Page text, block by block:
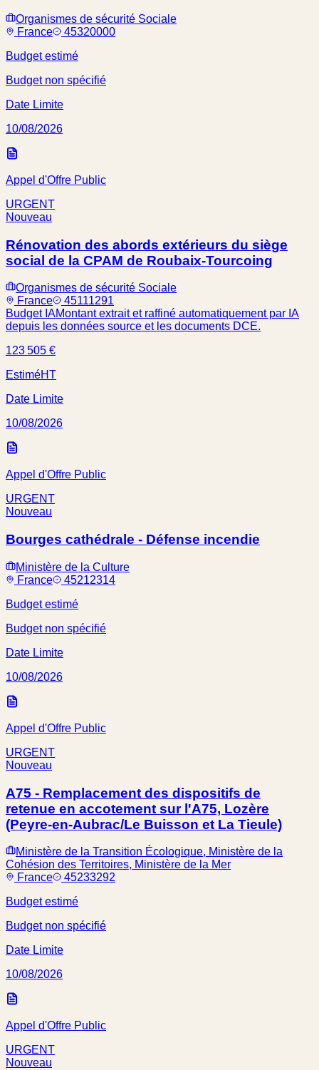
Organismes de sécurité Sociale
France
45320000
Budget estimé
Budget non spécifié
Date Limite
10/08/2026
Appel d'Offre Public
URGENT
Nouveau
Rénovation des abords extérieurs du siège
social de la CPAM de Roubaix-Tourcoing
Organismes de sécurité Sociale
France
45111291
Budget IAMontant extrait et raffiné automatiquement par IA
depuis les données source et les documents DCE.
123 505 €
EstiméHT
Date Limite
10/08/2026
Appel d'Offre Public
URGENT
Nouveau
Bourges cathédrale - Défense incendie
Ministère de la Culture
France
45212314
Budget estimé
Budget non spécifié
Date Limite
10/08/2026
Appel d'Offre Public
URGENT
Nouveau
A75 - Remplacement des dispositifs de
retenue en accotement sur l'A75, Lozère
(Peyre-en-Aubrac/Le Buisson et La Tieule)
Ministère de la Transition Écologique, Ministère de la
Cohésion des Territoires, Ministère de la Mer
France
45233292
Budget estimé
Budget non spécifié
Date Limite
10/08/2026
Appel d'Offre Public
URGENT
Nouveau